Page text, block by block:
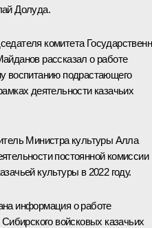
Долуда.
комитета
рассказал о работе
воспитанию подрастающего
деятельности казачьих
Министра культуры Алла
постоянной комиссии
культуры в 2022 году.
информация о работе
войсковых казачьих